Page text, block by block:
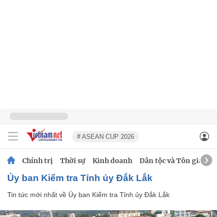
# ASEAN CUP 2026
Chính trị Thời sự Kinh doanh Dân tộc và Tôn giáo
Ủy ban Kiểm tra Tỉnh ủy Đắk Lắk
Tin tức mới nhất về Ủy ban Kiểm tra Tỉnh ủy Đắk Lắk